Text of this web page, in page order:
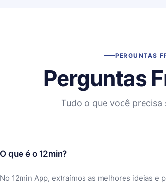
PERGUNTAS
Perguntas
Tudo o que você precisa
O que é o 12min?
No 12min App, extraímos as melhores ideias e